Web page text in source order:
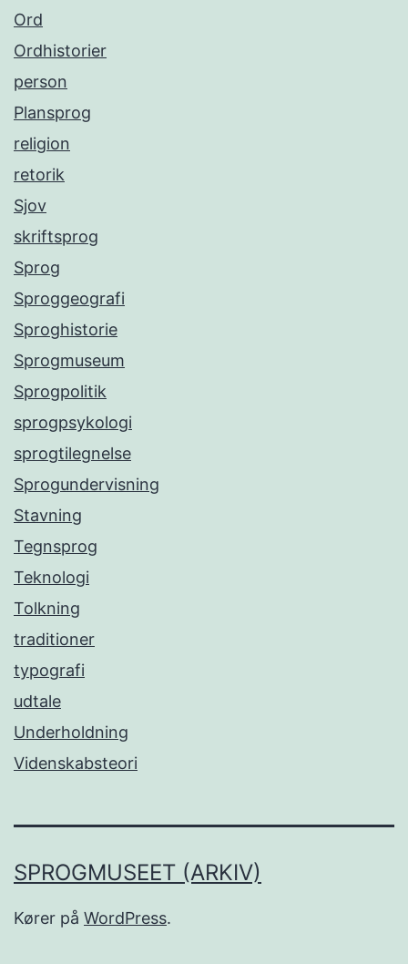
Ord
Ordhistorier
person
Plansprog
religion
retorik
Sjov
skriftsprog
Sprog
Sproggeografi
Sproghistorie
Sprogmuseum
Sprogpolitik
sprogpsykologi
sprogtilegnelse
Sprogundervisning
Stavning
Tegnsprog
Teknologi
Tolkning
traditioner
typografi
udtale
Underholdning
Videnskabsteori
SPROGMUSEET (ARKIV)
Kører på WordPress.